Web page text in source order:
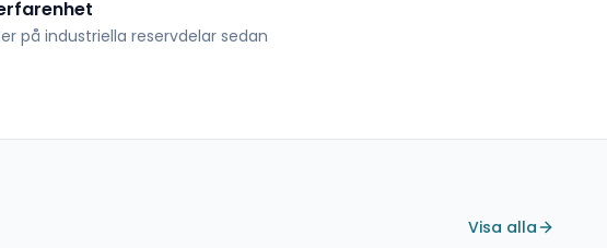
på industriella reservdelar sedan
Visa alla